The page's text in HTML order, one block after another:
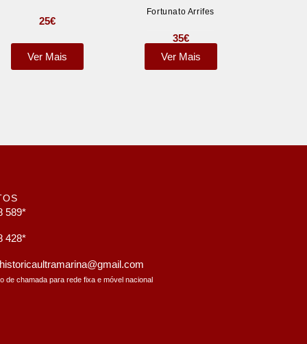
25€
Ver Mais
Fortunato Arrifes
35€
Ver Mais
589*
428*
de chamada para rede fixa e móvel nacional